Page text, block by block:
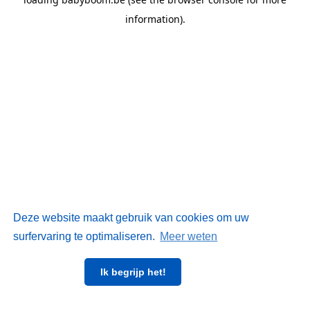
Deze website maakt gebruik van cookies om uw
surfervaring te optimaliseren. Meer weten
Ik begrijp het!
information).